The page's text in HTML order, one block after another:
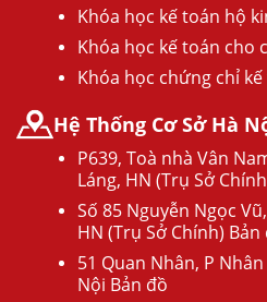
Khóa học kế toán hộ
Khóa học kế toán cho
Khóa học chứng chỉ
Hệ Thống Cơ Sở Hà
P639, Toà nhà Vân
Láng, HN (Trụ Sở
Số 85 Nguyễn Ngọc
HN (Trụ Sở Chính) Bản
51 Quan Nhân, P
Nội Bản đồ